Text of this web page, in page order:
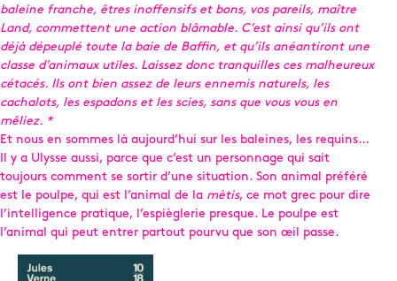
baleine franche, êtres inoffensifs et bons, vos pareils, maître
Land, commettent une action blâmable. C’est ainsi qu’ils ont
déjà dépeuplé toute la baie de Baffin, et qu’ils anéantiront une
classe d’animaux utiles. Laissez donc tranquilles ces malheureux
cétacés. Ils ont bien assez de leurs ennemis naturels, les
cachalots, les espadons et les scies, sans que vous vous en
mêliez. *
Et nous en sommes là aujourd’hui sur les baleines, les requins…
Il y a Ulysse aussi, parce que c’est un personnage qui sait
toujours comment se sortir d’une situation. Son animal préféré
est le poulpe, qui est l’animal de la mètis, ce mot grec pour dire
l’intelligence pratique, l’espièglerie presque. Le poulpe est
l’animal qui peut entrer partout pourvu que son œil passe.